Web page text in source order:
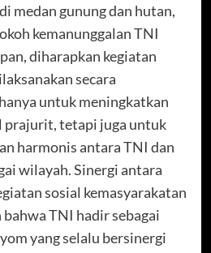
medan gunung dan hutan,
kemanunggalan TNI
diharapkan kegiatan
secara
untuk meningkatkan
prajurit, tetapi juga untuk
harmonis antara TNI dan
wilayah. Sinergi antara
sosial kemasyarakatan
TNI hadir sebagai
yang selalu bersinergi